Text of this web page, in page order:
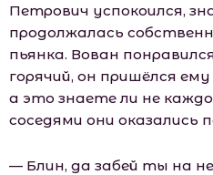
Петрович успокоился,
продолжалась
пьянка. Вован
горячий, он пришёлся
а это знаете ли не
соседями они оказались
— Блин, да забей ты на